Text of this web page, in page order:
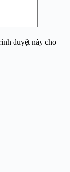
duyệt này cho